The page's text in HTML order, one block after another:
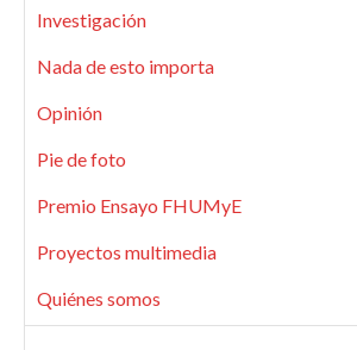
Investigación
Nada de esto importa
Opinión
Pie de foto
Premio Ensayo FHUMyE
Proyectos multimedia
Quiénes somos